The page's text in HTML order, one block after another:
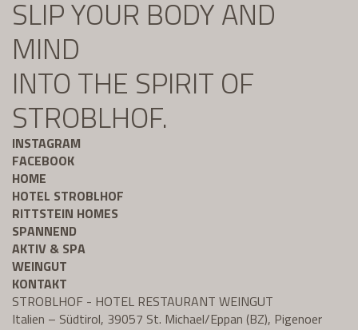
SLIP YOUR BODY AND
MIND
INTO THE SPIRIT OF
STROBLHOF.
INSTAGRAM
FACEBOOK
HOME
HOTEL STROBLHOF
RITTSTEIN HOMES
SPANNEND
AKTIV & SPA
WEINGUT
KONTAKT
STROBLHOF - HOTEL RESTAURANT WEINGUT
Italien – Südtirol, 39057 St. Michael/Eppan (BZ), Pigenoer